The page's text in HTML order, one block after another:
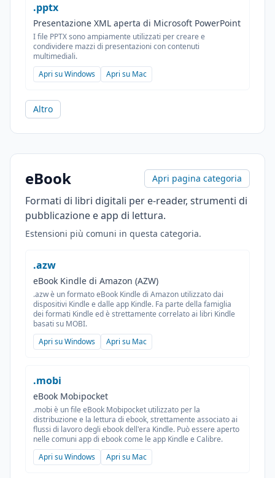
.pptx
Presentazione XML aperta di Microsoft PowerPoint
I file PPTX sono ampiamente utilizzati per creare e
condividere mazzi di presentazioni con contenuti
multimediali.
Apri su Windows
Apri su Mac
Altro
eBook Apri pagina categoria
Formati di libri digitali per e-reader, strumenti di
pubblicazione e app di lettura.
Estensioni più comuni in questa categoria.
.azw
eBook Kindle di Amazon (AZW)
.azw è un formato eBook Kindle di Amazon utilizzato dai
dispositivi Kindle e dalle app Kindle. Fa parte della famiglia
dei formati Kindle ed è strettamente correlato ai libri Kindle
basati su MOBI.
Apri su Windows
Apri su Mac
.mobi
eBook Mobipocket
.mobi è un file eBook Mobipocket utilizzato per la
distribuzione e la lettura di ebook, strettamente associato ai
flussi di lavoro degli ebook dell'era Kindle. Può essere aperto
nelle comuni app di ebook come le app Kindle e Calibre.
Apri su Windows
Apri su Mac